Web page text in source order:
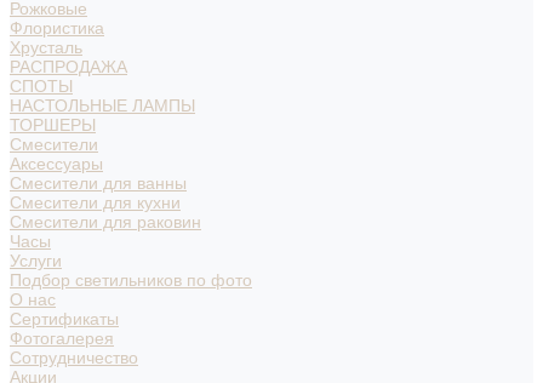
Рожковые
Флористика
Хрусталь
РАСПРОДАЖА
СПОТЫ
НАСТОЛЬНЫЕ ЛАМПЫ
ТОРШЕРЫ
Смесители
Аксессуары
Смесители для ванны
Смесители для кухни
Смесители для раковин
Часы
Услуги
Подбор светильников по фото
О нас
Сертификаты
Фотогалерея
Сотрудничество
Акции